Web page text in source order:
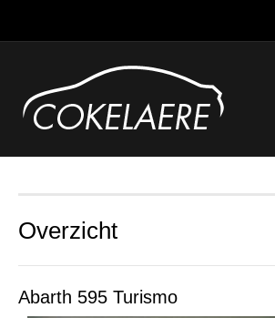
Overzicht
Abarth 595 Turismo